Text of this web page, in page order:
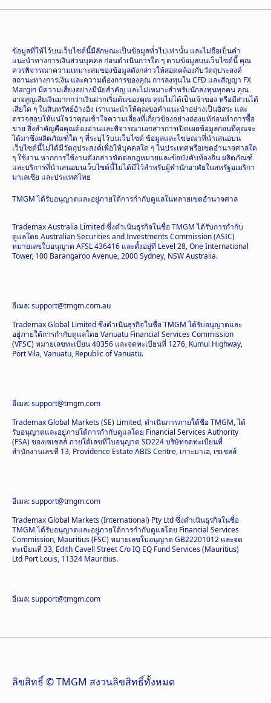
ข้อมูลที่ให้ไว้บนเว็บไซต์นี้มีลักษณะเป็นข้อมูลทั่วไปเท่านั้น และไม่ถือเป็นคำ
แนะนำทางการเงินส่วนบุคคล ก่อนดำเนินการใด ๆ ตามข้อมูลบนเว็บไซต์นี้ คุณ
ควรพิจารณาความเหมาะสมของข้อมูลดังกล่าวให้สอดคล้องกับวัตถุประสงค์
สถานะทางการเงิน และความต้องการของคุณ การลงทุนใน CFD และสัญญา FX
Margin มีความเสี่ยงอย่างมีนัยสำคัญ และไม่เหมาะสำหรับนักลงทุนทุกคน คุณ
อาจสูญเสียเงินมากกว่าเงินฝากเริ่มต้นของคุณ คุณไม่ได้เป็นเจ้าของ หรือมีส่วนได้
เสียใด ๆ ในสินทรัพย์อ้างอิง เราแนะนำให้คุณขอคำแนะนำอย่างเป็นอิสระ และ
ตรวจสอบให้แน่ใจว่าคุณเข้าใจความเสี่ยงที่เกี่ยวข้องอย่างถ่องแท้ก่อนทำการซื้อ
ขาย สิ่งสำคัญคือคุณต้องอ่านและพิจารณาเอกสารการเปิดเผยข้อมูลก่อนที่คุณจะ
ได้มาซึ่งผลิตภัณฑ์ใด ๆ ที่ระบุไว้บนเว็บไซต์ ข้อมูลและโฆษณาที่นำเสนอบน
เว็บไซต์นี้ไม่ได้มีวัตถุประสงค์เพื่อให้บุคคลใด ๆ ในประเทศหรือเขตอำนาจศาลใด
ๆ ใช้งาน หากการใช้งานดังกล่าวขัดต่อกฎหมายและข้อบังคับท้องถิ่น ผลิตภัณฑ์
และบริการที่นำเสนอบนเว็บไซต์นี้ไม่ได้มีไว้สำหรับผู้พำนักอาศัยในสหรัฐอเมริกา
มาเลเซีย และประเทศไทย
TMGM ได้รับอนุญาตและอยู่ภายใต้การกำกับดูแลในหลายเขตอำนาจศาล
Trademax Australia Limited ซึ่งดำเนินธุรกิจในชื่อ TMGM ได้รับการกำกับ
ดูแลโดย Australian Securities and Investments Commission (ASIC)
หมายเลขใบอนุญาต AFSL 436416 และตั้งอยู่ที่ Level 28, One International
Tower, 100 Barangaroo Avenue, 2000 Sydney, NSW Australia.
อีเมล: support@tmgm.com.au
Trademax Global Limited ซึ่งดำเนินธุรกิจในชื่อ TMGM ได้รับอนุญาตและ
อยู่ภายใต้การกำกับดูแลโดย Vanuatu Financial Services Commission
(VFSC) หมายเลขทะเบียน 40356 และจดทะเบียนที่ 1276, Kumul Highway,
Port Vila, Vanuatu, Republic of Vanuatu.
อีเมล: support@tmgm.com
Trademax Global Markets (SE) Limited, ดำเนินการภายใต้ชื่อ TMGM, ได้
รับอนุญาตและอยู่ภายใต้การกำกับดูแลโดย Financial Services Authority
(FSA) ของเซเชลส์ ภายใต้เลขที่ใบอนุญาต SD224 บริษัทจดทะเบียนที่
สำนักงานเลขที่ 13, Providence Estate ABIS Centre, เกาะมาเฮ, เซเชลส์
อีเมล: support@tmgm.com
Trademax Global Markets (International) Pty Ltd ซึ่งดำเนินธุรกิจในชื่อ
TMGM ได้รับอนุญาตและอยู่ภายใต้การกำกับดูแลโดย Financial Services
Commission, Mauritius (FSC) หมายเลขใบอนุญาต GB22201012 และจด
ทะเบียนที่ 33, Edith Cavell Street C/o IQ EQ Fund Services (Mauritius)
Ltd Port Louis, 11324 Mauritius.
อีเมล: support@tmgm.com
ลิขสิทธิ์ © TMGM สงวนลิขสิทธิ์ทั้งหมด